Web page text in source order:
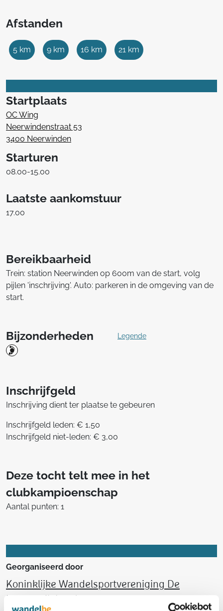
Afstanden
5 km 9 km 16 km 21 km
Startplaats
OC Wing
Neerwindenstraat 53
3400 Neerwinden
Starturen
08.00-15.00
Laatste aankomstuur
17.00
Bereikbaarheid
Trein: station Neerwinden op 600m van de start, volg
pijlen 'inschrijving'. Auto: parkeren in de omgeving van de
start.
Bijzonderheden Legende
Inschrijfgeld
Inschrijving dient ter plaatse te gebeuren
Inschrijfgeld leden: € 1,50
Inschrijfgeld niet-leden: € 3,00
Deze tocht telt mee in het
clubkampioenschap
Aantal punten: 1
Georganiseerd door
Koninklijke Wandelsportvereniging De